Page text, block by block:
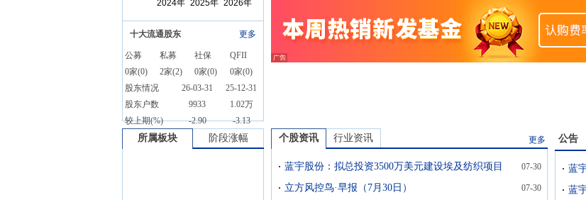
蓝锋有限出资2,415万美元,
占69%;蓝发有限出资35万
美元,占1%),合计持有埃及
以货币方式出资;出资总额
中1,050万美元计入注册资
本,剩余1,400万美元计入资
本公积。(2)海诺实出资
1,050万美元,占30%。全部
以货币方式出资;出资总额
中450万美元计入注册资本,
十大流通股东 更多
公募 私募 社保
QFII
0家(0) 2家(2) 0家(0) 0家(0)
股东情况
26-03-31
25-12-31
股东户数
9933
1.02万
较上期(%)
-2.90 -3.13
所属板块 阶段涨幅 个股资讯 行业资讯 更多
蓝宇股份：拟总投资3500万美元建设埃及纺织项目 07-30
立方风控鸟·早报（7月30日） 07-30
公告
蓝
蓝